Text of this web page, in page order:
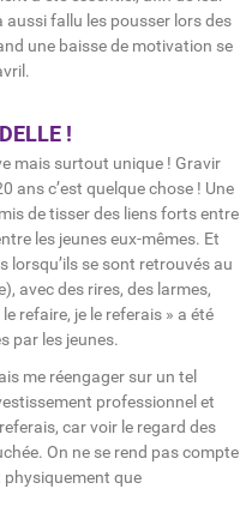
aussi fallu les pousser lors des
une baisse de motivation se
!
mais surtout unique ! Gravir
ans c’est quelque chose ! Une
de tisser des liens forts entre
les jeunes eux-mêmes. Et
lorsqu’ils se sont retrouvés au
avec des rires, des larmes,
refaire, je le referais » a été
par les jeunes.
me réengager sur un tel
professionnel et
car voir le regard des
On ne se rend pas compte
que